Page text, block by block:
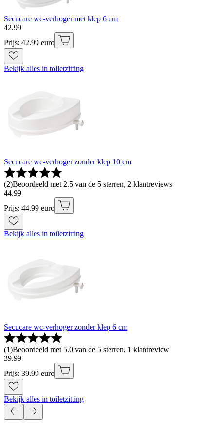
Secucare wc-verhoger met klep 6 cm
42.99
Prijs: 42.99 euro
Bekijk alles in toiletzitting
Secucare wc-verhoger zonder klep 10 cm
(2)Beoordeeld met 2.5 van de 5 sterren, 2 klantreviews
44.99
Prijs: 44.99 euro
Bekijk alles in toiletzitting
Secucare wc-verhoger zonder klep 6 cm
(1)Beoordeeld met 5.0 van de 5 sterren, 1 klantreview
39.99
Prijs: 39.99 euro
Bekijk alles in toiletzitting